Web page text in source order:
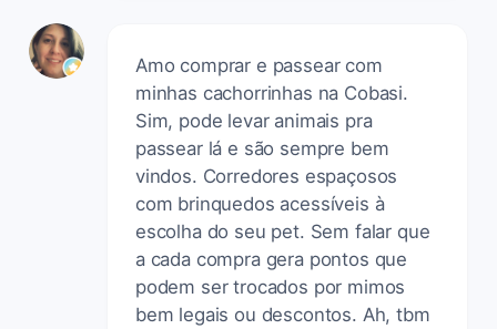
Amo comprar e passear com
minhas cachorrinhas na Cobasi.
Sim, pode levar animais pra
passear lá e são sempre bem
vindos. Corredores espaçosos
com brinquedos acessíveis à
escolha do seu pet. Sem falar que
a cada compra gera pontos que
podem ser trocados por mimos
bem legais ou descontos. Ah, tbm